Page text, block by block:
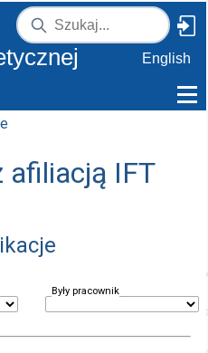
English
afiliacją IFT
Były pracownik